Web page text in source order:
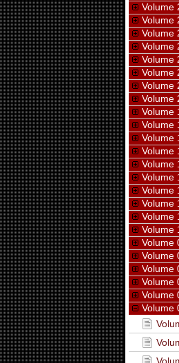
Volume
Volume
Volume
Volume
Volume
Volume
Volume
Volume
Volume
Volume
Volume
Volume
Volume
Volume
Volume
Volume
Volume
Volume
Volume
Volume
Volume
Volume
Volume
Volume